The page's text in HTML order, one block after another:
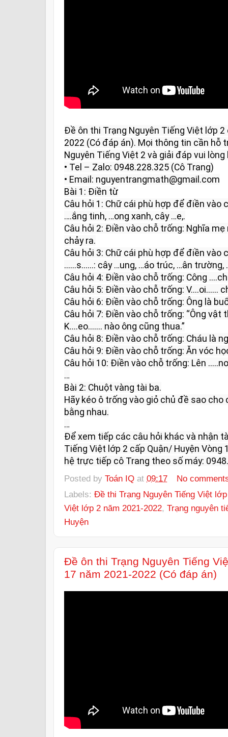
Đề ôn thi Trạng Nguyên Tiếng Việt lớp
2022 (Có đáp án). Mọi thông tin cần hỗ
Nguyên Tiếng Việt 2 và giải đáp vui lòng
• Tel – Zalo: 0948.228.325 (Cô Trang)
• Email: nguyentrangmath@gmail.com
Bài 1: Điền từ
Câu hỏi 1: Chữ cái phù hợp để điền vào
….ắng tinh, …ong xanh, cây …e,.
Câu hỏi 2: Điền vào chỗ trống: Nghĩa
chảy ra.
Câu hỏi 3: Chữ cái phù hợp để điền
......s......: cây …ung, …áo trúc, …ân trường,
Câu hỏi 4: Điền vào chỗ trống: Công
Câu hỏi 5: Điền vào chỗ trống: V....oi......
Câu hỏi 6: Điền vào chỗ trống: Ông là
Câu hỏi 7: Điền vào chỗ trống: “Ông vật
K....eo....... nào ông cũng thua.”
Câu hỏi 8: Điền vào chỗ trống: Cháu là
Câu hỏi 9: Điền vào chỗ trống: Ăn vóc
Câu hỏi 10: Điền vào chỗ trống: Lên
…
Bài 2: Chuột vàng tài ba.
Hãy kéo ô trống vào giỏ chủ đề sao
bằng nhau.
…
Để xem tiếp các câu hỏi khác và nhận
Tiếng Việt lớp 2 cấp Quận/ Huyện Vòng
hệ trực tiếp cô Trang theo số máy:
Posted by Toán IQ at 09:17
No
Labels: Đề thi Trạng Nguyên Tiếng Việt
Việt lớp 2 năm 2021-2022, Trạng nguyên
Huyện
Đề ôn thi Trạng Nguyên Tiếng
17 năm 2021-2022 (Có đáp án)